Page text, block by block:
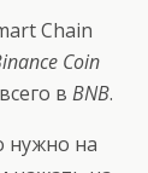
Chain
Coin
в BNB.
нужно на